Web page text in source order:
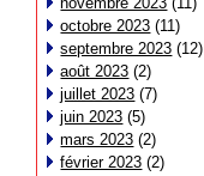
octobre 2023 (11)
septembre 2023 (12)
août 2023 (2)
juillet 2023 (7)
juin 2023 (5)
mars 2023 (2)
février 2023 (2)